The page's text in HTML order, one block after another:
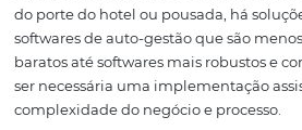
3. Software
financeira